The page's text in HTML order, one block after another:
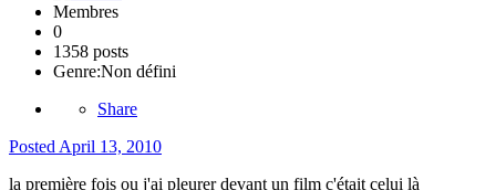
Membres
0
1358 posts
Genre:Non défini
Share
Posted April 13, 2010
la première fois ou j'ai pleurer devant un film c'était celui là